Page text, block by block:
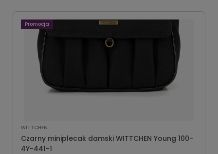
WITTCHEN
Czarny miniplecak damski WITTCHEN Young 100-
4Y-441-1
Promocja